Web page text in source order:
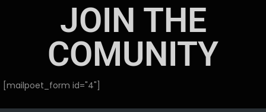
JOIN THE
COMUNITY
[mailpoet_form id="4"]